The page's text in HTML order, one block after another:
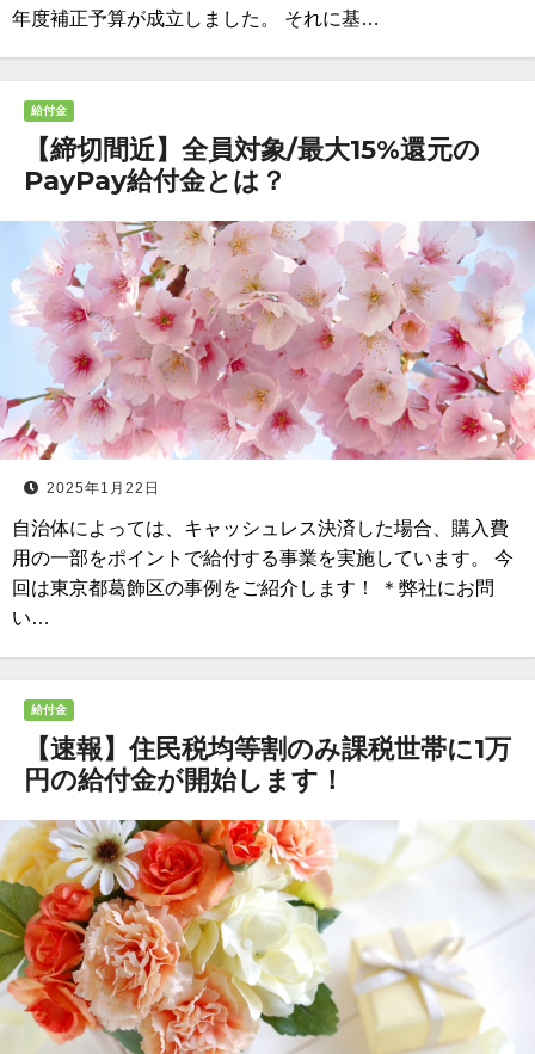
年度補正予算が成立しました。 それに基…
給付金
【締切間近】全員対象/最大15%還元の
PayPay給付金とは？
2025年1月22日
自治体によっては、キャッシュレス決済した場合、購入費
用の一部をポイントで給付する事業を実施しています。 今
回は東京都葛飾区の事例をご紹介します！ ＊弊社にお問
い…
給付金
【速報】住民税均等割のみ課税世帯に1万
円の給付金が開始します！